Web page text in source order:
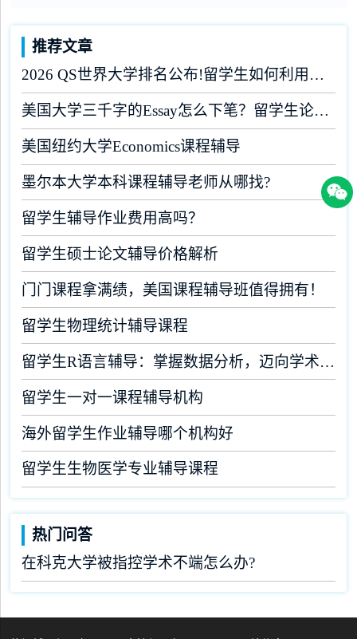
推荐文章
2026 QS世界大学排名公布!留学生如何利用榜单做好学业规划?
美国大学三千字的Essay怎么下笔？留学生论文辅导
美国纽约大学Economics课程辅导
墨尔本大学本科课程辅导老师从哪找?
留学生辅导作业费用高吗？
留学生硕士论文辅导价格解析
门门课程拿满绩，美国课程辅导班值得拥有！
留学生物理统计辅导课程
留学生R语言辅导：掌握数据分析，迈向学术成功
留学生一对一课程辅导机构
海外留学生作业辅导哪个机构好
留学生生物医学专业辅导课程
热门问答
在科克大学被指控学术不端怎么办?